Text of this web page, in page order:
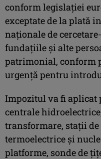
conform legislaţiei
exceptate de la plată
naţionale de
fundaţiile şi alte
patrimonial, conform
urgenţă pentru
Impozitul va fi aplicat
centrale
transformare, staţii
termoelectrice şi
platforme, sonde de